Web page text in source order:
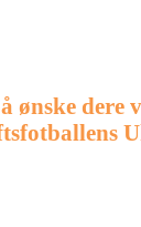
ønske dere